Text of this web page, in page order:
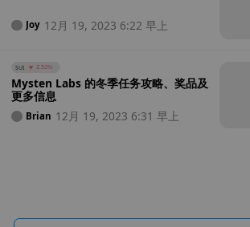
Joy 12月 19, 2023 6:22 早上
SUI 2.52%
Mysten Labs 的冬季任务攻略、奖品及
更多信息
Brian 12月 19, 2023 6:31 早上